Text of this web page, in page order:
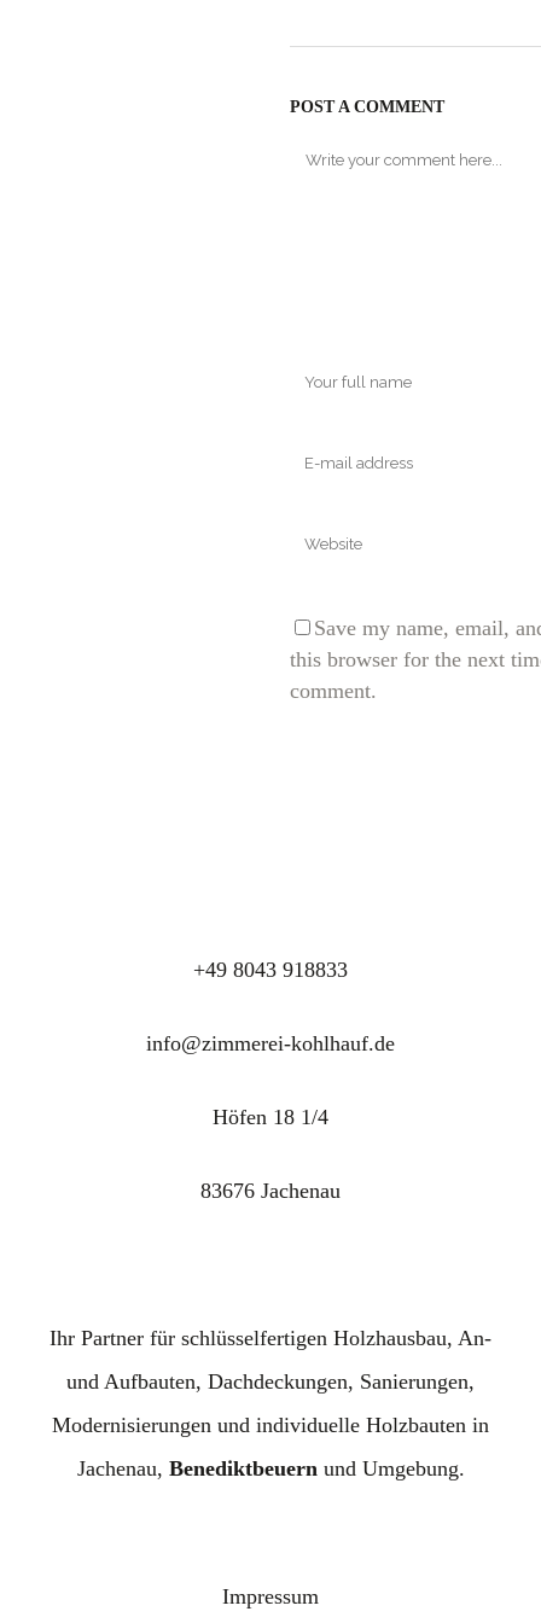
POST A COMMENT
Save my name, email,
this browser for the next
comment.
+49 8043 918833
info@zimmerei-kohlhauf.de
Höfen 18 1/4
83676 Jachenau
Ihr Partner für schlüsselfertigen Holzhausbau, An-
und Aufbauten, Dachdeckungen, Sanierungen,
Modernisierungen und individuelle Holzbauten in
Jachenau, Benediktbeuernund Umgebung.
Impressum